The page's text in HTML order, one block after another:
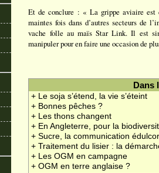
Et de conclure : « La grippe aviaire est
maintes fois dans d’autres secteurs de
vache folle au maïs Star Link. Il est
manipuler pour en faire une occasion de
Dans
+ Le soja s’étend, la vie s’éteint
+ Bonnes pêches ?
+ Les thons changent
+ En Angleterre, pour la
+ Sucre, la communication
+ Traitement du lisier : la
+ Les OGM en campagne
+ OGM en terre anglaise ?